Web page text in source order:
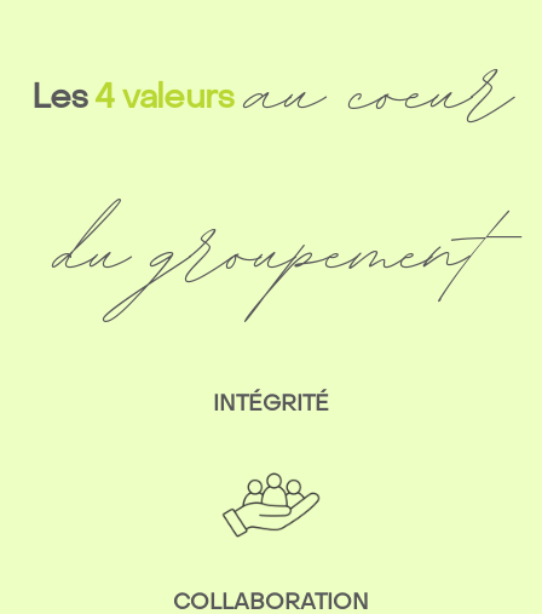
Les 4 valeurs au coeur
du groupement
INTÉGRITÉ
COLLABORATION